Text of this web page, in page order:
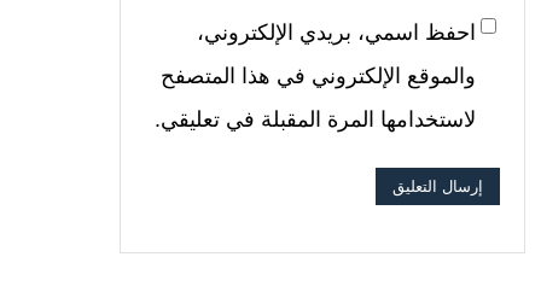
احفظ اسمي، بريدي الإلكتروني،
والموقع الإلكتروني في هذا المتصفح
لاستخدامها المرة المقبلة في تعليقي.